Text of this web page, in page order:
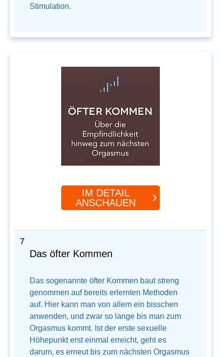
Stimulation.
IM DETAIL
ANSCHAUEN
7
Das öfter Kommen
Das sogenannte öfter Kommen baut streng
genommen auf bereits erlernten Methoden
auf. Hier kann man von allem ein bisschen
anwenden, und zwar so lange bis man zum
Orgasmus kommt. Ist der erste sexuelle
Höhepunkt erst einmal erreicht, geht es
darum, es erneut bis zum nächsten Orgasmus